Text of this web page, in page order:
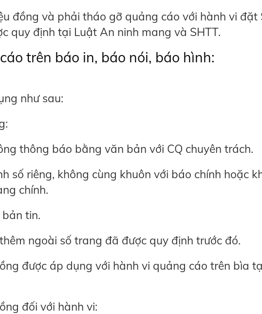
đồng và phải tháo gỡ quảng cáo với hành vi đặt
quy định tại Luật An ninh mang và SHTT.
trên báo in, báo nói, báo hình:
như sau:
thông báo bằng văn bản với CQ chuyên trách.
số riêng, không cùng khuôn với báo chính hoặc
chính.
tin.
ngoài số trang đã được quy định trước đó.
được áp dụng với hành vi quảng cáo trên bìa
đối với hành vi: